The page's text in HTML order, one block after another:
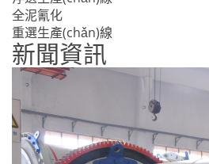
全泥氰化
重選生產(chǎn)線
新聞資訊